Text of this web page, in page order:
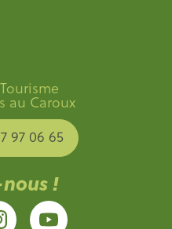
au Caroux
97 06 65
!